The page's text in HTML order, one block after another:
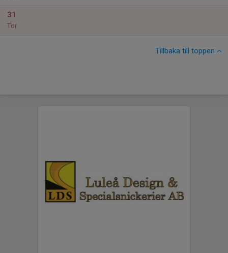
31
Tor
Tillbaka till toppen